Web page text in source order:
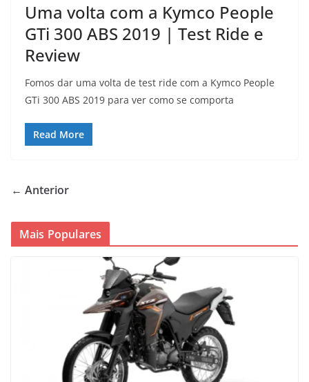
Uma volta com a Kymco People
GTi 300 ABS 2019 | Test Ride e
Review
Fomos dar uma volta de test ride com a Kymco People
GTi 300 ABS 2019 para ver como se comporta
Read More
← Anterior
Mais Populares